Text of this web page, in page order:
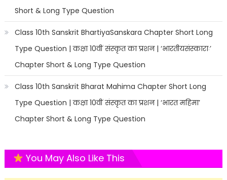
Short & Long Type Question
Class 10th Sanskrit BhartiyaSanskara Chapter Short Long
Type Question | कक्षा 10वीं संस्कृत का प्रशन | ‘भारतीयसंस्काराः’
Chapter Short & Long Type Question
Class 10th Sanskrit Bharat Mahima Chapter Short Long
Type Question | कक्षा 10वीं संस्कृत का प्रशन | ‘भारत महिमा’
Chapter Short & Long Type Question
You May Also Like This